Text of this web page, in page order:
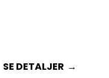
SE DETALJER